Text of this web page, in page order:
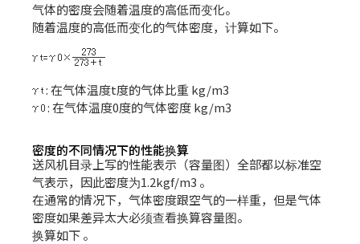
气体的密度会随着温度的高低而变化。
随着温度的高低而变化的气体密度，计算如下。
: 在气体温度t度的气体比重 kg/m3
: 在气体温度0度的气体密度 kg/m3
密度的不同情况下的性能换算
送风机目录上写的性能表示（容量图）全部都以标准空
气表示，因此密度为1.2kgf/m3 。
在通常的情况下，气体密度跟空气的一样重，但是气体
密度如果差异太大必须查看换算容量图。
换算如下 。